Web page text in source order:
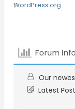
WordPress.org
Forum
Our
Latest